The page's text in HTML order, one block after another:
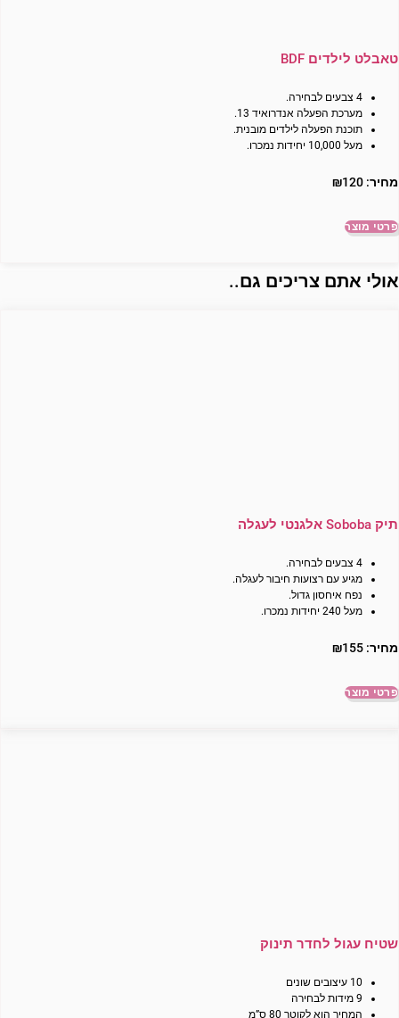
טאבלט לילדים BDF
4 צבעים לבחירה.
מערכת הפעלה אנדרואיד 13.
תוכנת הפעלה לילדים מובנית.
מעל 10,000 יחידות נמכרו.
מחיר: ₪120
פרטי מוצר
אולי אתם צריכים גם..
תיק Soboba אלגנטי לעגלה
4 צבעים לבחירה.
מגיע עם רצועות חיבור לעגלה.
נפח איחסון גדול.
מעל 240 יחידות נמכרו.
מחיר: ₪155
פרטי מוצר
שטיח עגול לחדר תינוק
10 עיצובים שונים
9 מידות לבחירה
המחיר הוא לקוטר 80 ס”מ